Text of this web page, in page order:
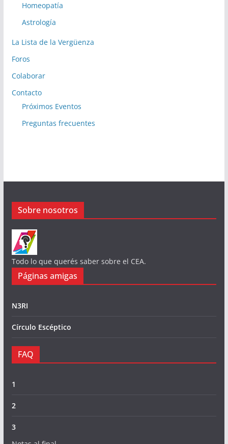
Homeopatía
Astrología
La Lista de la Vergüenza
Foros
Colaborar
Contacto
Próximos Eventos
Preguntas frecuentes
Sobre nosotros
Todo lo que querés saber sobre el CEA.
Páginas amigas
N3RI
Círculo Escéptico
FAQ
1
2
3